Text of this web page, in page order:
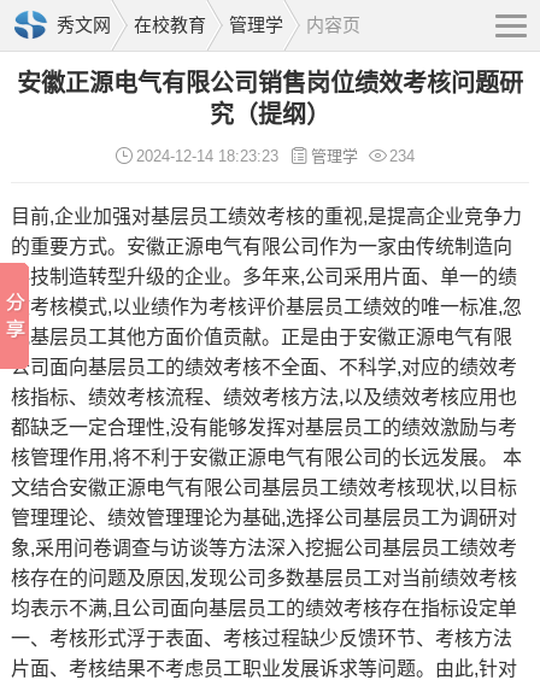
秀文网 在校教育 管理学 内容页
安徽正源电气有限公司销售岗位绩效考核问题研
究（提纲）
2024-12-14 18:23:23 管理学 234
目前,企业加强对基层员工绩效考核的重视,是提高企业竞争力
的重要方式。安徽正源电气有限公司作为一家由传统制造向
科技制造转型升级的企业。多年来,公司采用片面、单一的绩
效考核模式,以业绩作为考核评价基层员工绩效的唯一标准,忽
视基层员工其他方面价值贡献。正是由于安徽正源电气有限
公司面向基层员工的绩效考核不全面、不科学,对应的绩效考
核指标、绩效考核流程、绩效考核方法,以及绩效考核应用也
都缺乏一定合理性,没有能够发挥对基层员工的绩效激励与考
核管理作用,将不利于安徽正源电气有限公司的长远发展。 本
文结合安徽正源电气有限公司基层员工绩效考核现状,以目标
管理理论、绩效管理理论为基础,选择公司基层员工为调研对
象,采用问卷调查与访谈等方法深入挖掘公司基层员工绩效考
核存在的问题及原因,发现公司多数基层员工对当前绩效考核
均表示不满,且公司面向基层员工的绩效考核存在指标设定单
一、考核形式浮于表面、考核过程缺少反馈环节、考核方法
片面、考核结果不考虑员工职业发展诉求等问题。由此,针对